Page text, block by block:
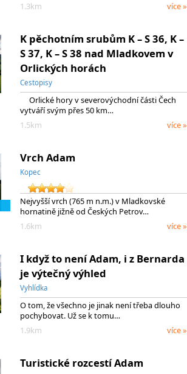
1.3km
více »
K pěchotním srubům K – S 36, K –
S 37, K – S 38 nad Mladkovem v
Orlických horách
Cestopisy
Orlické hory v severovýchodní části Čech
vytváří svým přes 50 km…
1.5km
více »
Vrch Adam
Kopec
Nejvyšší vrch (765 m n.m.) v Mladkovské
hornatině jižně od Českých Petrov…
1.6km
více »
I když to není Adam, i z Bernarda
je výtečný výhled
Vyhlídka
O tom, že všechno je jinak není třeba dlouho
pochybovat. Už se k tomu…
1.9km
více »
Turistické rozcestí Adam